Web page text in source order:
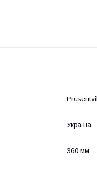
Україна
360 мм